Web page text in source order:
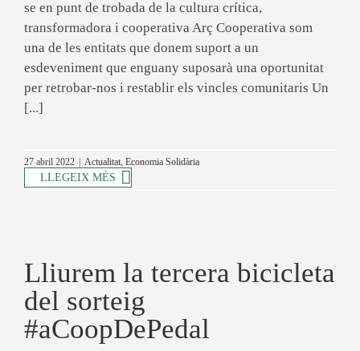
se en punt de trobada de la cultura crítica,
transformadora i cooperativa Arç Cooperativa som
una de les entitats que donem suport a un
esdeveniment que enguany suposarà una oportunitat
per retrobar-nos i restablir els vincles comunitaris Un
[...]
27 abril 2022 Actualitat, Economia Solidària
LLEGEIX MÉS
Lliurem la tercera bicicleta
del sorteig
#aCoopDePedal